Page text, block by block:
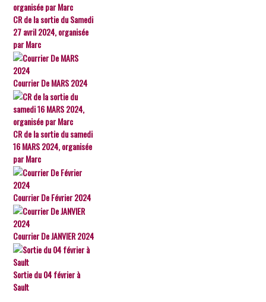
CR de la sortie du Samedi
27 avril 2024, organisée
par Marc
Courrier De MARS 2024
CR de la sortie du samedi
16 MARS 2024, organisée
par Marc
Courrier De Février 2024
Courrier De JANVIER 2024
Sortie du 04 février à
Sault